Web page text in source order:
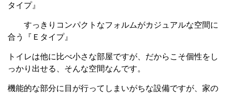
タイプ』
すっきりコンパクトなフォルムがカジュアルな空間に
合う『Ｅタイプ』
トイレは他に比べ小さな部屋ですが、だからこそ個性をし
っかり出せる、そんな空間なんです。
機能的な部分に目が行ってしまいがちな設備ですが、家の